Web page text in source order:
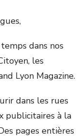
dans nos
les
Lyon Magazine.
dans les rues
publicitaires à la
pages entières